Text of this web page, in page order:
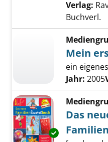
Verlag:
Buchverl.
Mein
ein
Suche
Jahr: 2005
Exemplar-
Das